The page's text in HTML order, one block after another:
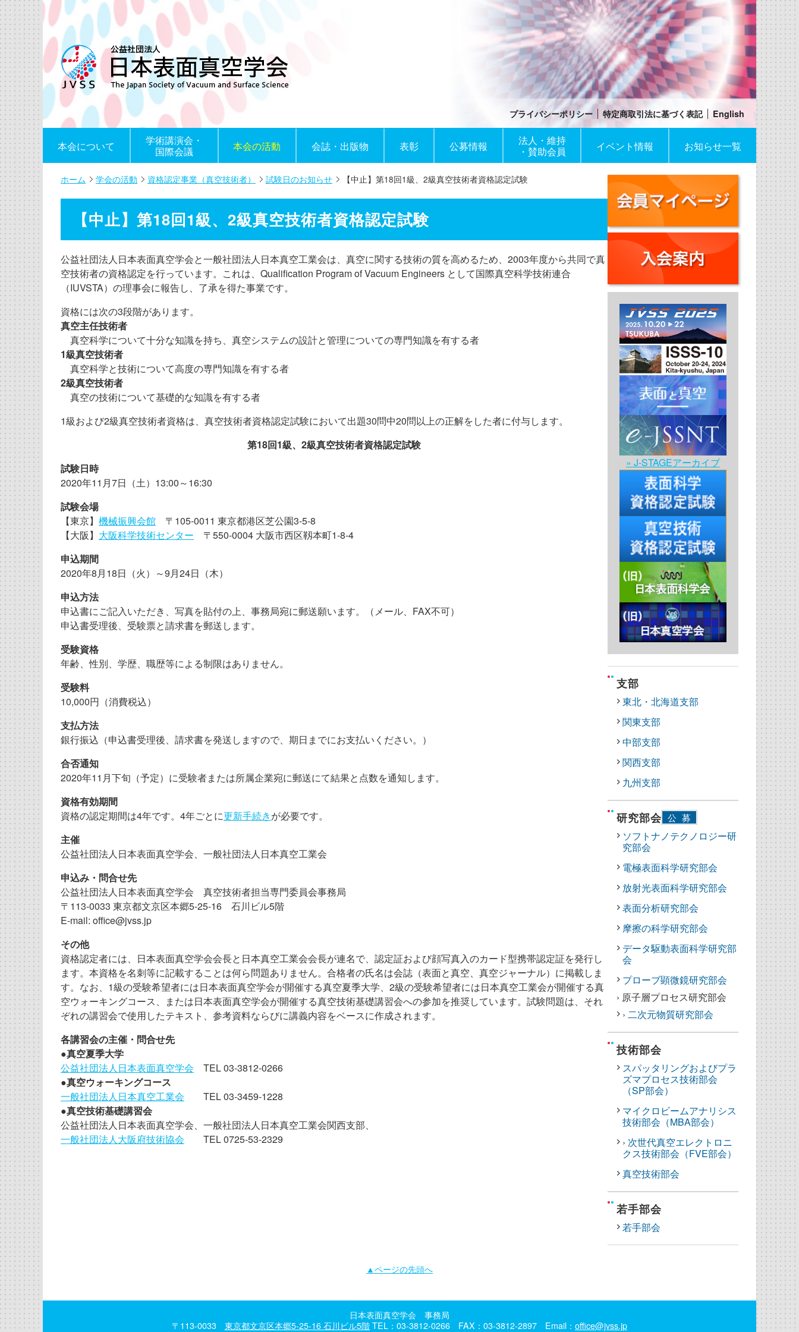
プライバシーポリシー 特定商取引法に基づく表記 English
本会について
学術講演会・
国際会議
本会の活動 会誌・出版物 表彰 公募情報
法人・維持
・賛助会員
イベント情報 お知らせ一覧
ホーム 学会の活動 資格認定事業（真空技術者） 試験日のお知らせ 【中止】第18回1級、2級真空技術者資格認定試験
【中止】第18回1級、2級真空技術者資格認定試験
公益社団法人日本表面真空学会と一般社団法人日本真空工業会は、真空に関する技術の質を高めるため、2003年度から共同で真
空技術者の資格認定を行っています。これは、Qualification Program of Vacuum Engineers として国際真空科学技術連合
（IUVSTA）の理事会に報告し、了承を得た事業です。
資格には次の3段階があります。
真空主任技術者
真空科学について十分な知識を持ち、真空システムの設計と管理についての専門知識を有する者
1級真空技術者
真空科学と技術について高度の専門知識を有する者
2級真空技術者
真空の技術について基礎的な知識を有する者
1級および2級真空技術者資格は、真空技術者資格認定試験において出題30問中20問以上の正解をした者に付与します。
第18回1級、2級真空技術者資格認定試験
試験日時
2020年11月7日（土）13:00～16:30
試験会場
【東京】 機械振興会館 〒105-0011 東京都港区芝公園3-5-8
【大阪】 大阪科学技術センター 〒550-0004 大阪市西区靱本町1-8-4
申込期間
2020年8月18日（火）～9月24日（木）
申込方法
申込書にご記入いただき、写真を貼付の上、事務局宛に郵送願います。（メール、FAX不可）
申込書受理後、受験票と請求書を郵送します。
受験資格
年齢、性別、学歴、職歴等による制限はありません。
受験料
10,000円（消費税込）
支払方法
銀行振込（申込書受理後、請求書を発送しますので、期日までにお支払いください。）
合否通知
2020年11月下旬（予定）に受験者または所属企業宛に郵送にて結果と点数を通知します。
資格有効期間
資格の認定期間は4年です。4年ごとに更新手続きが必要です。
主催
公益社団法人日本表面真空学会、一般社団法人日本真空工業会
申込み・問合せ先
公益社団法人日本表面真空学会 真空技術者担当専門委員会事務局
〒113-0033 東京都文京区本郷5-25-16 石川ビル5階
E-mail: office@jvss.jp
その他
資格認定者には、日本表面真空学会会長と日本真空工業会会長が連名で、認定証および顔写真入のカード型携帯認定証を発行し
ます。本資格を名刺等に記載することは何ら問題ありません。合格者の氏名は会誌（表面と真空、真空ジャーナル）に掲載しま
す。なお、1級の受験希望者には日本表面真空学会が開催する真空夏季大学、2級の受験希望者には日本真空工業会が開催する真
空ウォーキングコース、または日本表面真空学会が開催する真空技術基礎講習会への参加を推奨しています。試験問題は、それ
ぞれの講習会で使用したテキスト、参考資料ならびに講義内容をベースに作成されます。
各講習会の主催・問合せ先
●真空夏季大学
公益社団法人日本表面真空学会 TEL 03-3812-0266
●真空ウォーキングコース
一般社団法人日本真空工業会 TEL 03-3459-1228
●真空技術基礎講習会
公益社団法人日本表面真空学会、一般社団法人日本真空工業会関西支部、
一般社団法人大阪府技術協会 TEL 0725-53-2329
» J-STAGEアーカイブ
支部
東北・北海道支部
関東支部
中部支部
関西支部
九州支部
研究部会 公募
ソフトナノテクノロジー研
究部会
電極表面科学研究部会
放射光表面科学研究部会
表面分析研究部会
摩擦の科学研究部会
データ駆動表面科学研究部
会
プローブ顕微鏡研究部会
› 原子層プロセス研究部会
› 二次元物質研究部会
技術部会
スパッタリングおよびプラ
ズマプロセス技術部会
（SP部会）
マイクロビームアナリシス
技術部会（MBA部会）
› 次世代真空エレクトロニ
クス技術部会（FVE部会）
真空技術部会
若手部会
若手部会
▲ページの先頭へ
日本表面真空学会 事務局
〒113-0033 東京都文京区本郷5-25-16 石川ビル5階TEL：03-3812-0266 FAX：03-3812-2897 Email： office@jvss.jp